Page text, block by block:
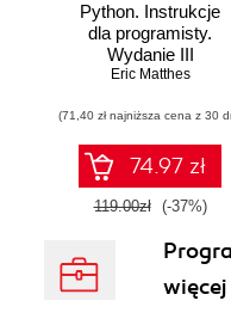
Python. Instrukcje
dla programisty.
Wydanie III
Eric Matthes
(71,40 zł najniższa cena z 30
74.97 zł
119.00zł (-37%)
więcej